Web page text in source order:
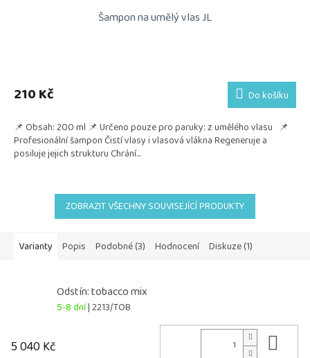
Šampon na umělý vlas JL
210 Kč Do košíku
📌 Obsah: 200 ml 📌 Určeno pouze pro paruky: z umělého vlasu 📌
Profesionální šampon Čistí vlasy i vlasová vlákna Regeneruje a
posiluje jejich strukturu Chrání...
ZOBRAZIT VŠECHNY SOUVISEJÍCÍ PRODUKTY
Varianty Popis Podobné (3) Hodnocení Diskuze (1)
Odstín: tobacco mix
5-8 dní| 2213/TOB
5 040 Kč